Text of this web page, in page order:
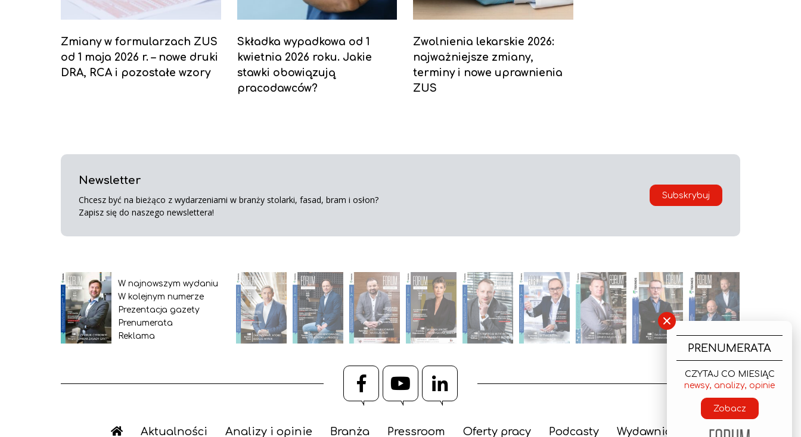
Zmiany w formularzach ZUS
od 1 maja 2026 r. – nowe druki
DRA, RCA i pozostałe wzory
Składka wypadkowa od 1
kwietnia 2026 roku. Jakie
stawki obowiązują
pracodawców?
Zwolnienia lekarskie 2026:
najważniejsze zmiany,
terminy i nowe uprawnienia
ZUS
Newsletter
Chcesz być na bieżąco z wydarzeniami w branży stolarki, fasad, bram i osłon?
Zapisz się do naszego newslettera!
Subskrybuj
W najnowszym wydaniu
W kolejnym numerze
Prezentacja gazety
Prenumerata
Reklama
FacebookYouTube
LinkedIn
Aktualności Analizy i opinie Branża Pressroom Oferty pracy Podcasty Wydawnictwo
×
PRENUMERATA
CZYTAJ CO MIESIĄC
newsy, analizy, opinie
Zobacz